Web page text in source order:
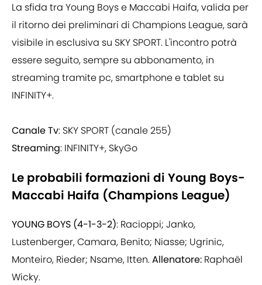
La sfida tra Young Boys e Maccabi Haifa, valida per
il ritorno dei preliminari di Champions League, sarà
visibile in esclusiva su SKY SPORT. L'incontro potrà
essere seguito, sempre su abbonamento, in
streaming tramite pc, smartphone e tablet su
INFINITY+.
Canale Tv: SKY SPORT (canale 255)
Streaming: INFINITY+, SkyGo
Le probabili formazioni di Young Boys-
Maccabi Haifa (Champions League)
YOUNG BOYS (4-1-3-2): Racioppi; Janko,
Lustenberger, Camara, Benito; Niasse; Ugrinic,
Monteiro, Rieder; Nsame, Itten.Allenatore: Raphaël
Wicky.